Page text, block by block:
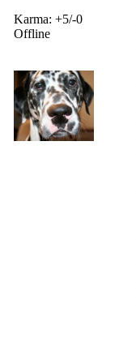
Karma: +5/-0
Offline